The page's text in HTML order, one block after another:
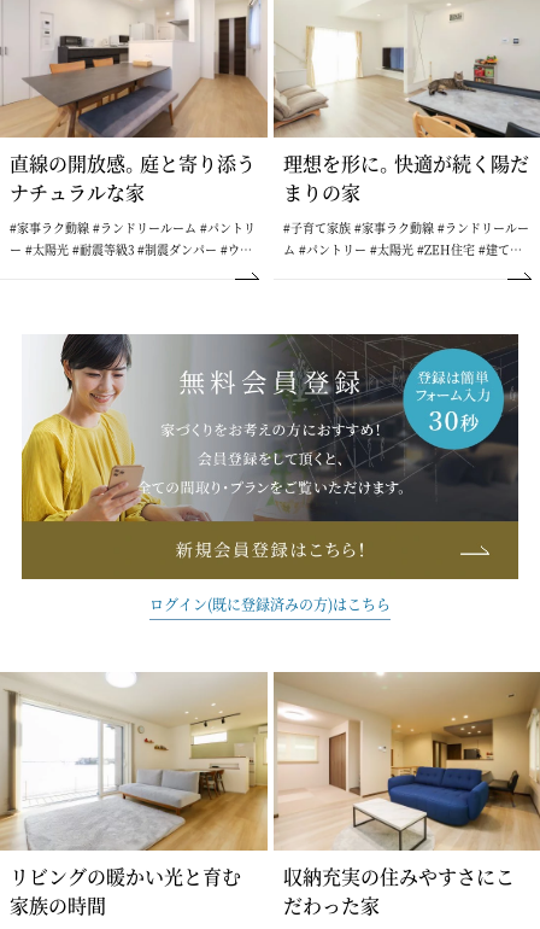
直線の開放感。庭と寄り添う
ナチュラルな家
#家事ラク動線 #ランドリールーム #パントリ
ー #太陽光 #耐震等級3 #制震ダンパー #ウォ
理想を形に。快適が続く陽だ
まりの家
#子育て家族 #家事ラク動線 #ランドリールー
ム #パントリー #太陽光 #ZEH住宅 #建て替
え #耐震等級3 #制震ダンパー #吹抜けのある
ログイン(既に登録済みの方)はこちら
リビングの暖かい光と育む
家族の時間
収納充実の住みやすさにこ
だわった家